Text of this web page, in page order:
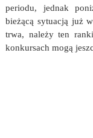
periodu, jednak
bieżącą sytuacją już
trwa, należy ten
konkursach mogą